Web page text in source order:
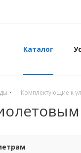
Каталог
- Комплектующие к